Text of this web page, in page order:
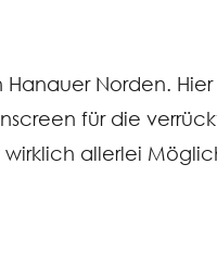
Hanauer Norden.
für die
allerlei